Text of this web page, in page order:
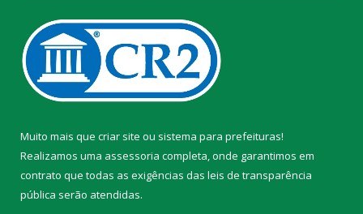
Muito mais que criar site ou sistema para prefeituras!
Realizamos uma assessoria completa, onde garantimos em
contrato que todas as exigências das leis de transparência
pública serão atendidas.